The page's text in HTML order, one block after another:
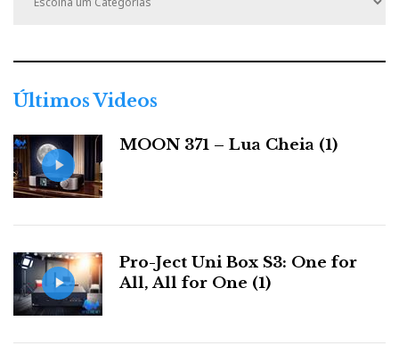
OPrécisque eu testei com gosto e proveito para o
Hificlube tem uma nova embalagem ainda mais
r
i
s
Últimos Videos
MOON 371 – Lua Cheia (1)
Pro-Ject Uni Box S3: One for
All, All for One (1)